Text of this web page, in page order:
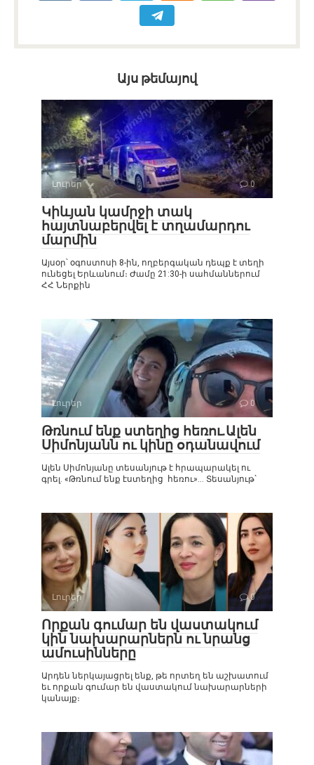
Այս թեմայով
Լուրեր 0
Կիևյան կամրջի տակ
հայտնաբերվել է տղամարդու
մարմին
Այսօր՝ օգոստոսի 8-ին, ողբերգական դեպք է տեղի
ունեցել Երևանում։ Ժամը 21:30-ի սահմաններում
ՀՀ Ներքին
Լուրեր 0
Թռնում ենք ստեղից հեռու.Ալեն
Սիմոնյանն ու կինը օդանավում
Ալեն Սիմոնյանը տեսանյութ է հրապարակել ու
գրել. «Թռնում ենք էստեղից հեռու»… Տեսանյութ`
Լուրեր 0
Որքան գումար են վաստակում
կին նախարարներն ու նրանց
ամուսինները
Արդեն ներկայացրել ենք, թե որտեղ են աշխատում
եւ որքան գումար են վաստակում նախարարների
կանայք։